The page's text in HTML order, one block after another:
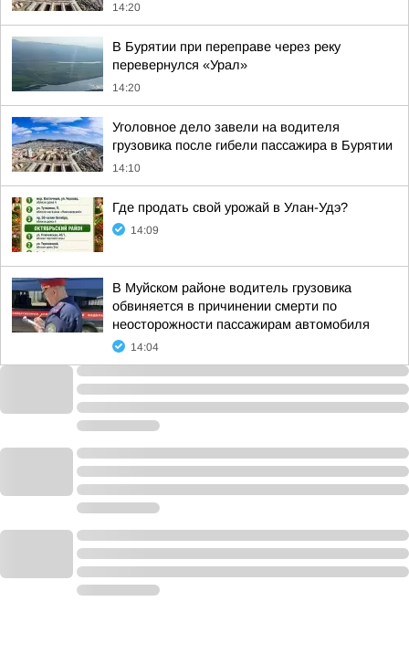
14:20
В Бурятии при переправе через реку
перевернулся «Урал»
14:20
Уголовное дело завели на водителя
грузовика после гибели пассажира в Бурятии
14:10
Где продать свой урожай в Улан-Удэ?
14:09
В Муйском районе водитель грузовика
обвиняется в причинении смерти по
неосторожности пассажирам автомобиля
14:04